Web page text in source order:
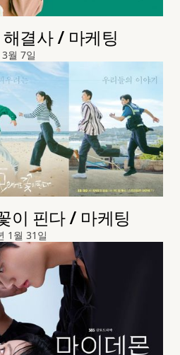
결사 / 마케팅
월 7일
이 핀다 / 마케팅
1월 31일